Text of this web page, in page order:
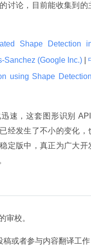
讨论，目前能收集到的
Shape Detection
Sanchez (Google Inc.)
using Shape
速，这套图形识别
经发生了不小的变化，
定版中，真正为广大开
审校。
稿或者参与内容翻译工